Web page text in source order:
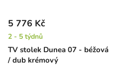
TV stolek Dunea 07 - béžová
/ dub krémový
5 776 Kč
2 - 5 týdnů